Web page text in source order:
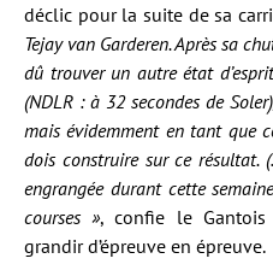
déclic pour la suite de sa
Tejay van Garderen. Après sa
dû trouver un autre état
(NDLR : à 32 secondes de
mais évidemment en tant que
dois construire sur ce résultat.
engrangée durant cette
courses », confie le
grandir d’épreuve en épreuve.